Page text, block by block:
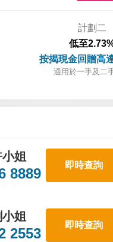
計劃二
低至
按揭現金回贈高
適用於一手及二
姐
8889
即時查詢
姐
2553
即時查詢